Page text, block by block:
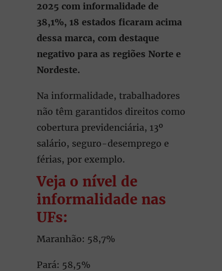
2025 com informalidade de
38,1%, 18 estados ficaram acima
dessa marca, com destaque
negativo para as regiões Norte e
Nordeste.
Na informalidade, trabalhadores
não têm garantidos direitos como
cobertura previdenciária, 13º
salário, seguro-desemprego e
férias, por exemplo.
Veja o nível de
informalidade nas
UFs:
Maranhão: 58,7%
Pará: 58,5%